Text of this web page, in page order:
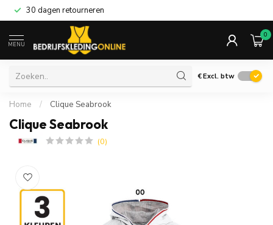
30 dagen retourneren
MENU
0
€Excl. btw
Home / Clique Seabrook
Clique Seabrook
(0)